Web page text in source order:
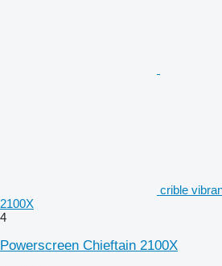
crible
2100X
4
Powerscreen Chieftain 2100X